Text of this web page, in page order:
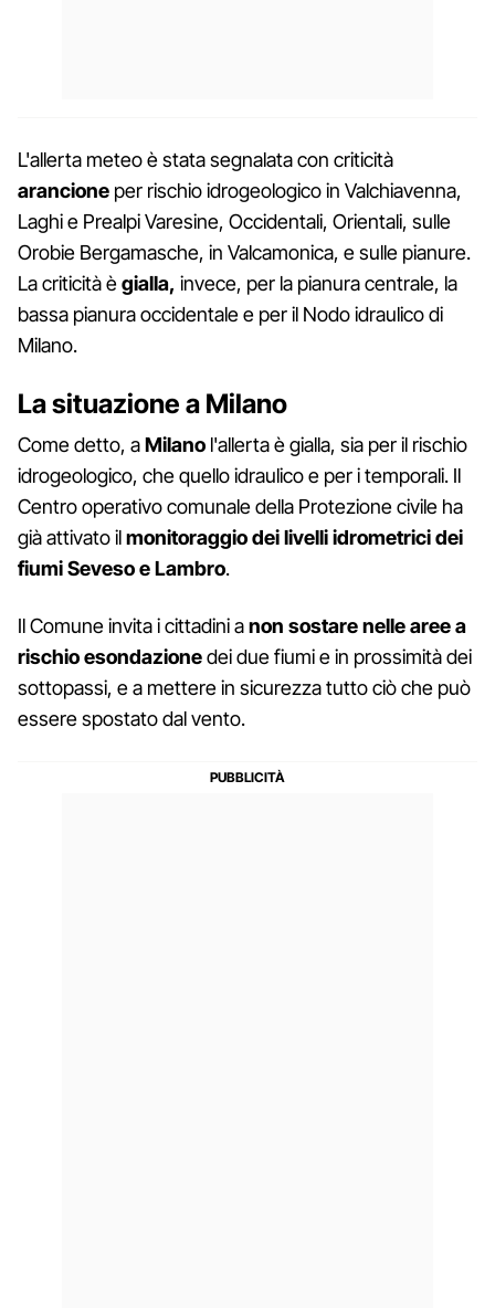
L'allerta meteo è stata segnalata con criticità
arancione per rischio idrogeologico in Valchiavenna,
Laghi e Prealpi Varesine, Occidentali, Orientali, sulle
Orobie Bergamasche, in Valcamonica, e sulle pianure.
La criticità ègialla, invece, per la pianura centrale, la
bassa pianura occidentale e per il Nodo idraulico di
Milano.
La situazione a Milano
Come detto, aMilano l'allerta è gialla, sia per il rischio
idrogeologico, che quello idraulico e per i temporali. Il
Centro operativo comunale della Protezione civile ha
già attivato ilmonitoraggio dei livelli idrometrici dei
fiumi Seveso e Lambro.
Il Comune invita i cittadini anon sostare nelle aree a
rischio esondazionedei due fiumi e in prossimità dei
sottopassi, e a mettere in sicurezza tutto ciò che può
essere spostato dal vento.